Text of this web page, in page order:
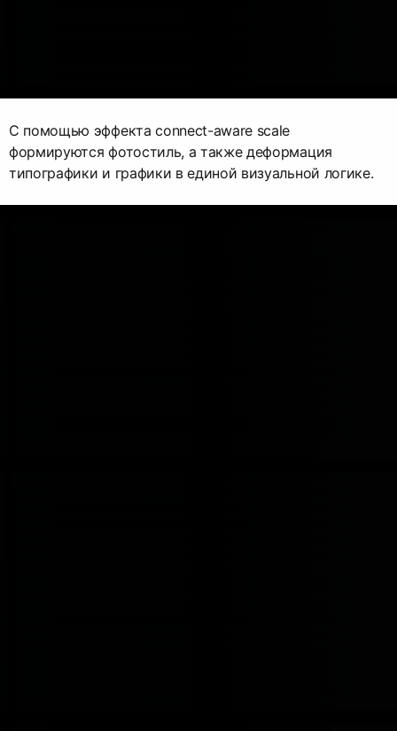
С помощью эффекта connect-aware scale
формируются фотостиль, а также деформация
типографики и графики в единой визуальной логике.